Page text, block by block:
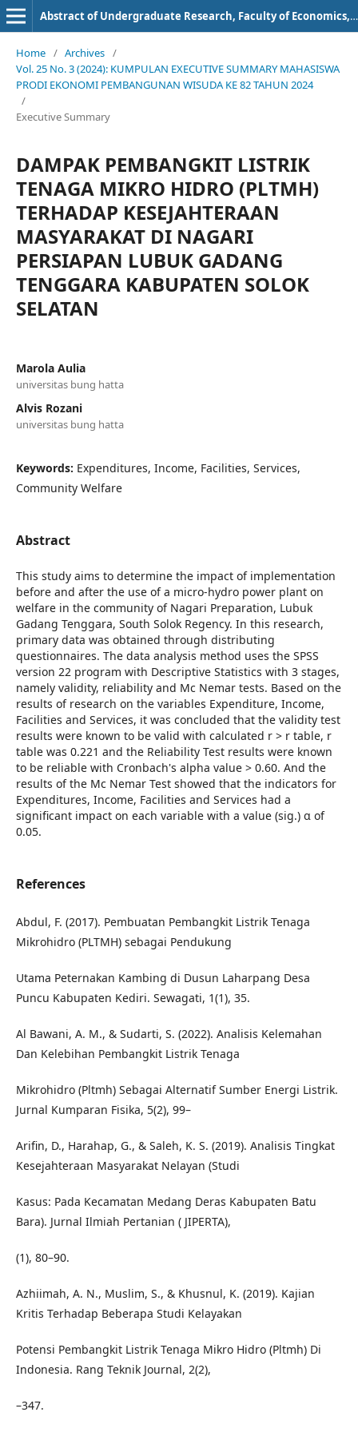
Abstract of Undergraduate Research, Faculty of Economics, Bung Hatta University
Home / Archives /
Vol. 25 No. 3 (2024): KUMPULAN EXECUTIVE SUMMARY MAHASISWA
PRODI EKONOMI PEMBANGUNAN WISUDA KE 82 TAHUN 2024
/
Executive Summary
DAMPAK PEMBANGKIT LISTRIK
TENAGA MIKRO HIDRO (PLTMH)
TERHADAP KESEJAHTERAAN
MASYARAKAT DI NAGARI
PERSIAPAN LUBUK GADANG
TENGGARA KABUPATEN SOLOK
SELATAN
Marola Aulia
universitas bung hatta
Alvis Rozani
universitas bung hatta
Keywords: Expenditures, Income, Facilities, Services,
Community Welfare
Abstract
This study aims to determine the impact of implementation
before and after the use of a micro-hydro power plant on
welfare in the community of Nagari Preparation, Lubuk
Gadang Tenggara, South Solok Regency. In this research,
primary data was obtained through distributing
questionnaires. The data analysis method uses the SPSS
version 22 program with Descriptive Statistics with 3 stages,
namely validity, reliability and Mc Nemar tests. Based on the
results of research on the variables Expenditure, Income,
Facilities and Services, it was concluded that the validity test
results were known to be valid with calculated r > r table, r
table was 0.221 and the Reliability Test results were known
to be reliable with Cronbach's alpha value > 0.60. And the
results of the Mc Nemar Test showed that the indicators for
Expenditures, Income, Facilities and Services had a
significant impact on each variable with a value (sig.) α of
0.05.
References
Abdul, F. (2017). Pembuatan Pembangkit Listrik Tenaga
Mikrohidro (PLTMH) sebagai Pendukung
Utama Peternakan Kambing di Dusun Laharpang Desa
Puncu Kabupaten Kediri. Sewagati, 1(1), 35.
Al Bawani, A. M., & Sudarti, S. (2022). Analisis Kelemahan
Dan Kelebihan Pembangkit Listrik Tenaga
Mikrohidro (Pltmh) Sebagai Alternatif Sumber Energi Listrik.
Jurnal Kumparan Fisika, 5(2), 99–
Arifin, D., Harahap, G., & Saleh, K. S. (2019). Analisis Tingkat
Kesejahteraan Masyarakat Nelayan (Studi
Kasus: Pada Kecamatan Medang Deras Kabupaten Batu
Bara). Jurnal Ilmiah Pertanian ( JIPERTA),
(1), 80–90.
Azhiimah, A. N., Muslim, S., & Khusnul, K. (2019). Kajian
Kritis Terhadap Beberapa Studi Kelayakan
Potensi Pembangkit Listrik Tenaga Mikro Hidro (Pltmh) Di
Indonesia. Rang Teknik Journal, 2(2),
–347.